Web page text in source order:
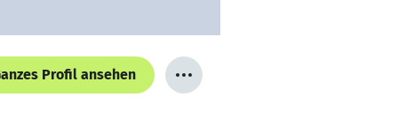
Profil ansehen